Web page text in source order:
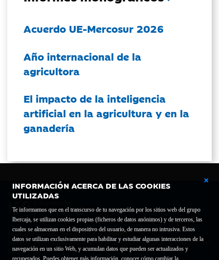
INFORMACIÓN ACERCA DE LAS COOKIES
UTILIZADAS
Te informamos que en el transcurso de tu navegación por los sitios web del grupo
Ibercaja, se utilizan cookies propias (ficheros de datos anónimos) y de terceros, las
cuales se almacenan en el dispositivo del usuario, de manera no intrusiva. Estos
datos se utilizan exclusivamente para habilitar y estudiar algunas interacciones de la
navegación en un sitio Web, y acumulan datos que pueden ser actualizados y
recuperados. Puedes obtener más información, conocer cómo cambiar la
Acuerdo UE-Mercosur 2026
Año internacional de la
agricultora
El impacto de la inteligencia
artificial en la agricultura y en la
ganadería
Fundación Bancaria Ibercaja C.I.F. G-50000652.
Inscrita en el Registro de Fundaciones del Mº de Educación, Cultura y Deporte con el nº
1689.